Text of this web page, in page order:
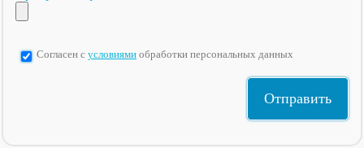
Согласен с условиями обработки персональных данных